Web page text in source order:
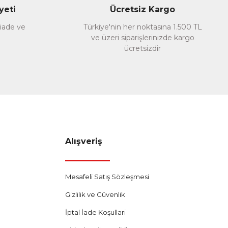
ve
Ücretsiz Kargo
Türkiye'nin her noktasına 1.500 TL
ve üzeri siparişlerinizde kargo
ücretsizdir
Alışveriş
Mesafeli Satış Sözleşmesi
Gizlilik ve Güvenlik
İptal İade Koşullari